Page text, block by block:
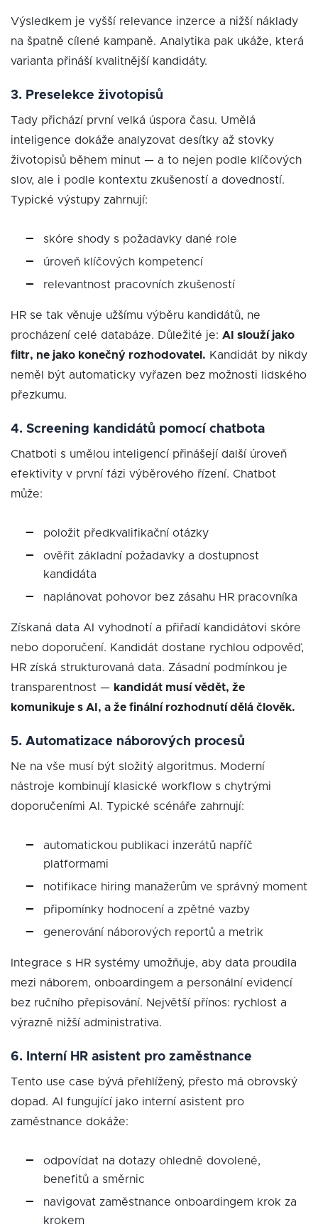
Výsledkem je vyšší relevance inzerce a nižší náklady
na špatně cílené kampaně. Analytika pak ukáže, která
varianta přináší kvalitnější kandidáty.
3. Preselekce životopisů
Tady přichází první velká úspora času. Umělá
inteligence dokáže analyzovat desítky až stovky
životopisů během minut — a to nejen podle klíčových
slov, ale i podle kontextu zkušeností a dovedností.
Typické výstupy zahrnují:
skóre shody s požadavky dané role
úroveň klíčových kompetencí
relevantnost pracovních zkušeností
HR se tak věnuje užšímu výběru kandidátů, ne
procházení celé databáze. Důležité je: AI slouží jako
filtr, ne jako konečný rozhodovatel. Kandidát by nikdy
neměl být automaticky vyřazen bez možnosti lidského
přezkumu.
4. Screening kandidátů pomocí chatbota
Chatboti s umělou inteligencí přinášejí další úroveň
efektivity v první fázi výběrového řízení. Chatbot
může:
položit předkvalifikační otázky
ověřit základní požadavky a dostupnost
kandidáta
naplánovat pohovor bez zásahu HR pracovníka
Získaná data AI vyhodnotí a přiřadí kandidátovi skóre
nebo doporučení. Kandidát dostane rychlou odpověď,
HR získá strukturovaná data. Zásadní podmínkou je
transparentnost — kandidát musí vědět, že
komunikuje s AI, a že finální rozhodnutí dělá člověk.
5. Automatizace náborových procesů
Ne na vše musí být složitý algoritmus. Moderní
nástroje kombinují klasické workflow s chytrými
doporučeními AI. Typické scénáře zahrnují:
automatickou publikaci inzerátů napříč
platformami
notifikace hiring manažerům ve správný moment
připomínky hodnocení a zpětné vazby
generování náborových reportů a metrik
Integrace s HR systémy umožňuje, aby data proudila
mezi náborem, onboardingem a personální evidencí
bez ručního přepisování. Největší přínos: rychlost a
výrazně nižší administrativa.
6. Interní HR asistent pro zaměstnance
Tento use case bývá přehlížený, přesto má obrovský
dopad. AI fungující jako interní asistent pro
zaměstnance dokáže:
odpovídat na dotazy ohledně dovolené,
benefitů a směrnic
navigovat zaměstnance onboardingem krok za
krokem